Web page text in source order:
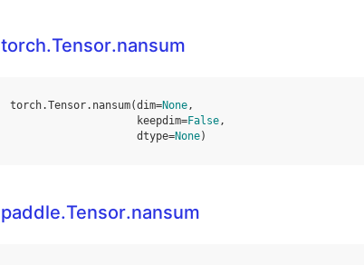
torch.Tensor.nansum
torch.Tensor. nansum(dim=None,
keepdim=False,
dtype=None)
paddle.Tensor.nansum